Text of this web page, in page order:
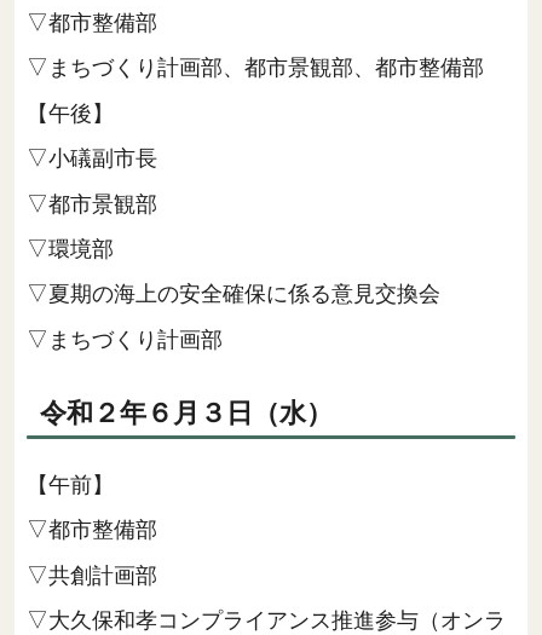
▽都市整備部
▽まちづくり計画部、都市景観部、都市整備部
【午後】
▽小礒副市長
▽都市景観部
▽環境部
▽夏期の海上の安全確保に係る意見交換会
▽まちづくり計画部
令和２年６月３日（水）
【午前】
▽都市整備部
▽共創計画部
▽大久保和孝コンプライアンス推進参与（オンラ